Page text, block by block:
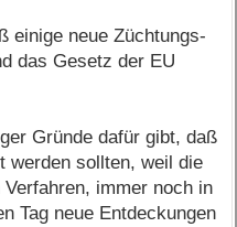
einige neue Züchtungs-
das Gesetz der EU
Gründe dafür gibt, daß
werden sollten, weil die
immer noch in
Tag neue Entdeckungen